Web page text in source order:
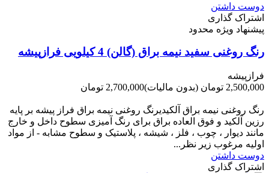
دوست داشتن
اشتراک گذاری
پیشنهاد ویژه محدود
رنگ روغنی سفید نیمه براق (گالن) 4 کیلویی فرازپیشه
فرازپیشه
2,500,000 تومان
(بدون مالیات)2,700,000 تومان
رنگ روغنی نیمه براق آلکیدیرنگ روغنی نیمه براق فراز پیشه بر پایه
رزین آلکید و فوق العاده براق برای رنگ آمیزی سطوح داخل و خارج
مانند دیوار ، چوب ، فلز ، شیشه ، پلاستیک و سطوح مشابه - از مواد
اولیه مرغوب زیر نظر...
دوست داشتن
اشتراک گذاری